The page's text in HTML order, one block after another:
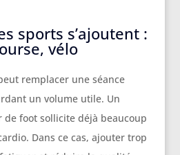
sports s’ajoutent :
vélo
remplacer une séance
un volume utile. Un
foot sollicite déjà beaucoup
Dans ce cas, ajouter trop